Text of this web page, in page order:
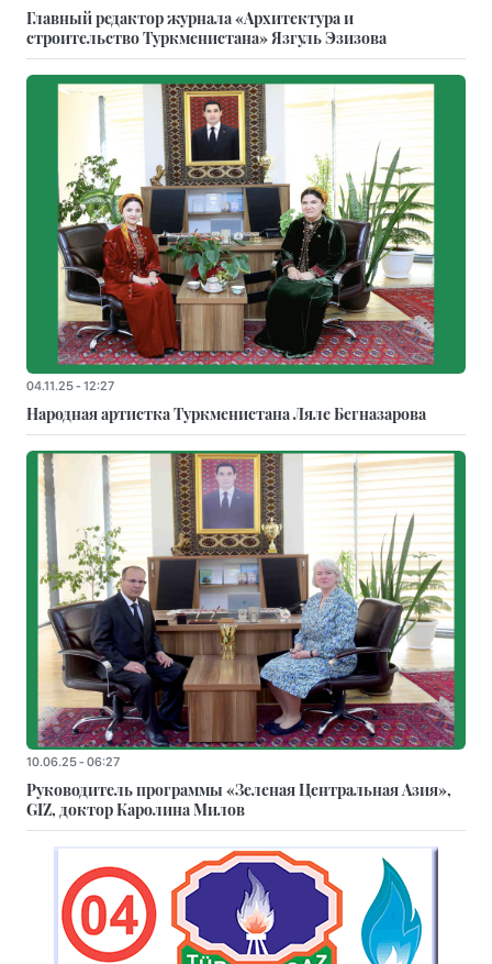
Главный редактор журнала «Архитектура и
строительство Туркменистана» Язгуль Эзизова
04.11.25 - 12:27
Народная артистка Туркменистана Ляле Бегназарова
10.06.25 - 06:27
Руководитель программы «Зеленая Центральная Азия»,
GIZ, доктор Каролина Милов